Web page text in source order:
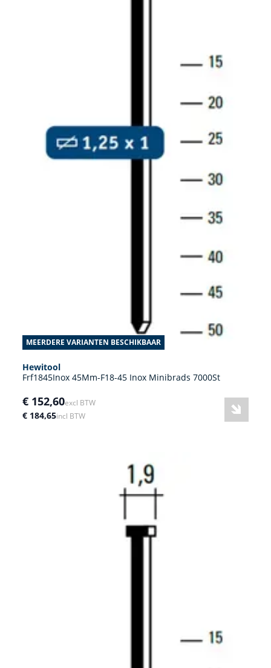
MEERDERE VARIANTEN BESCHIKBAAR
Hewitool
Frf1845Inox 45Mm-F18-45 Inox Minibrads 7000St
€ 152,60excl BTW
€ 184,65incl BTW